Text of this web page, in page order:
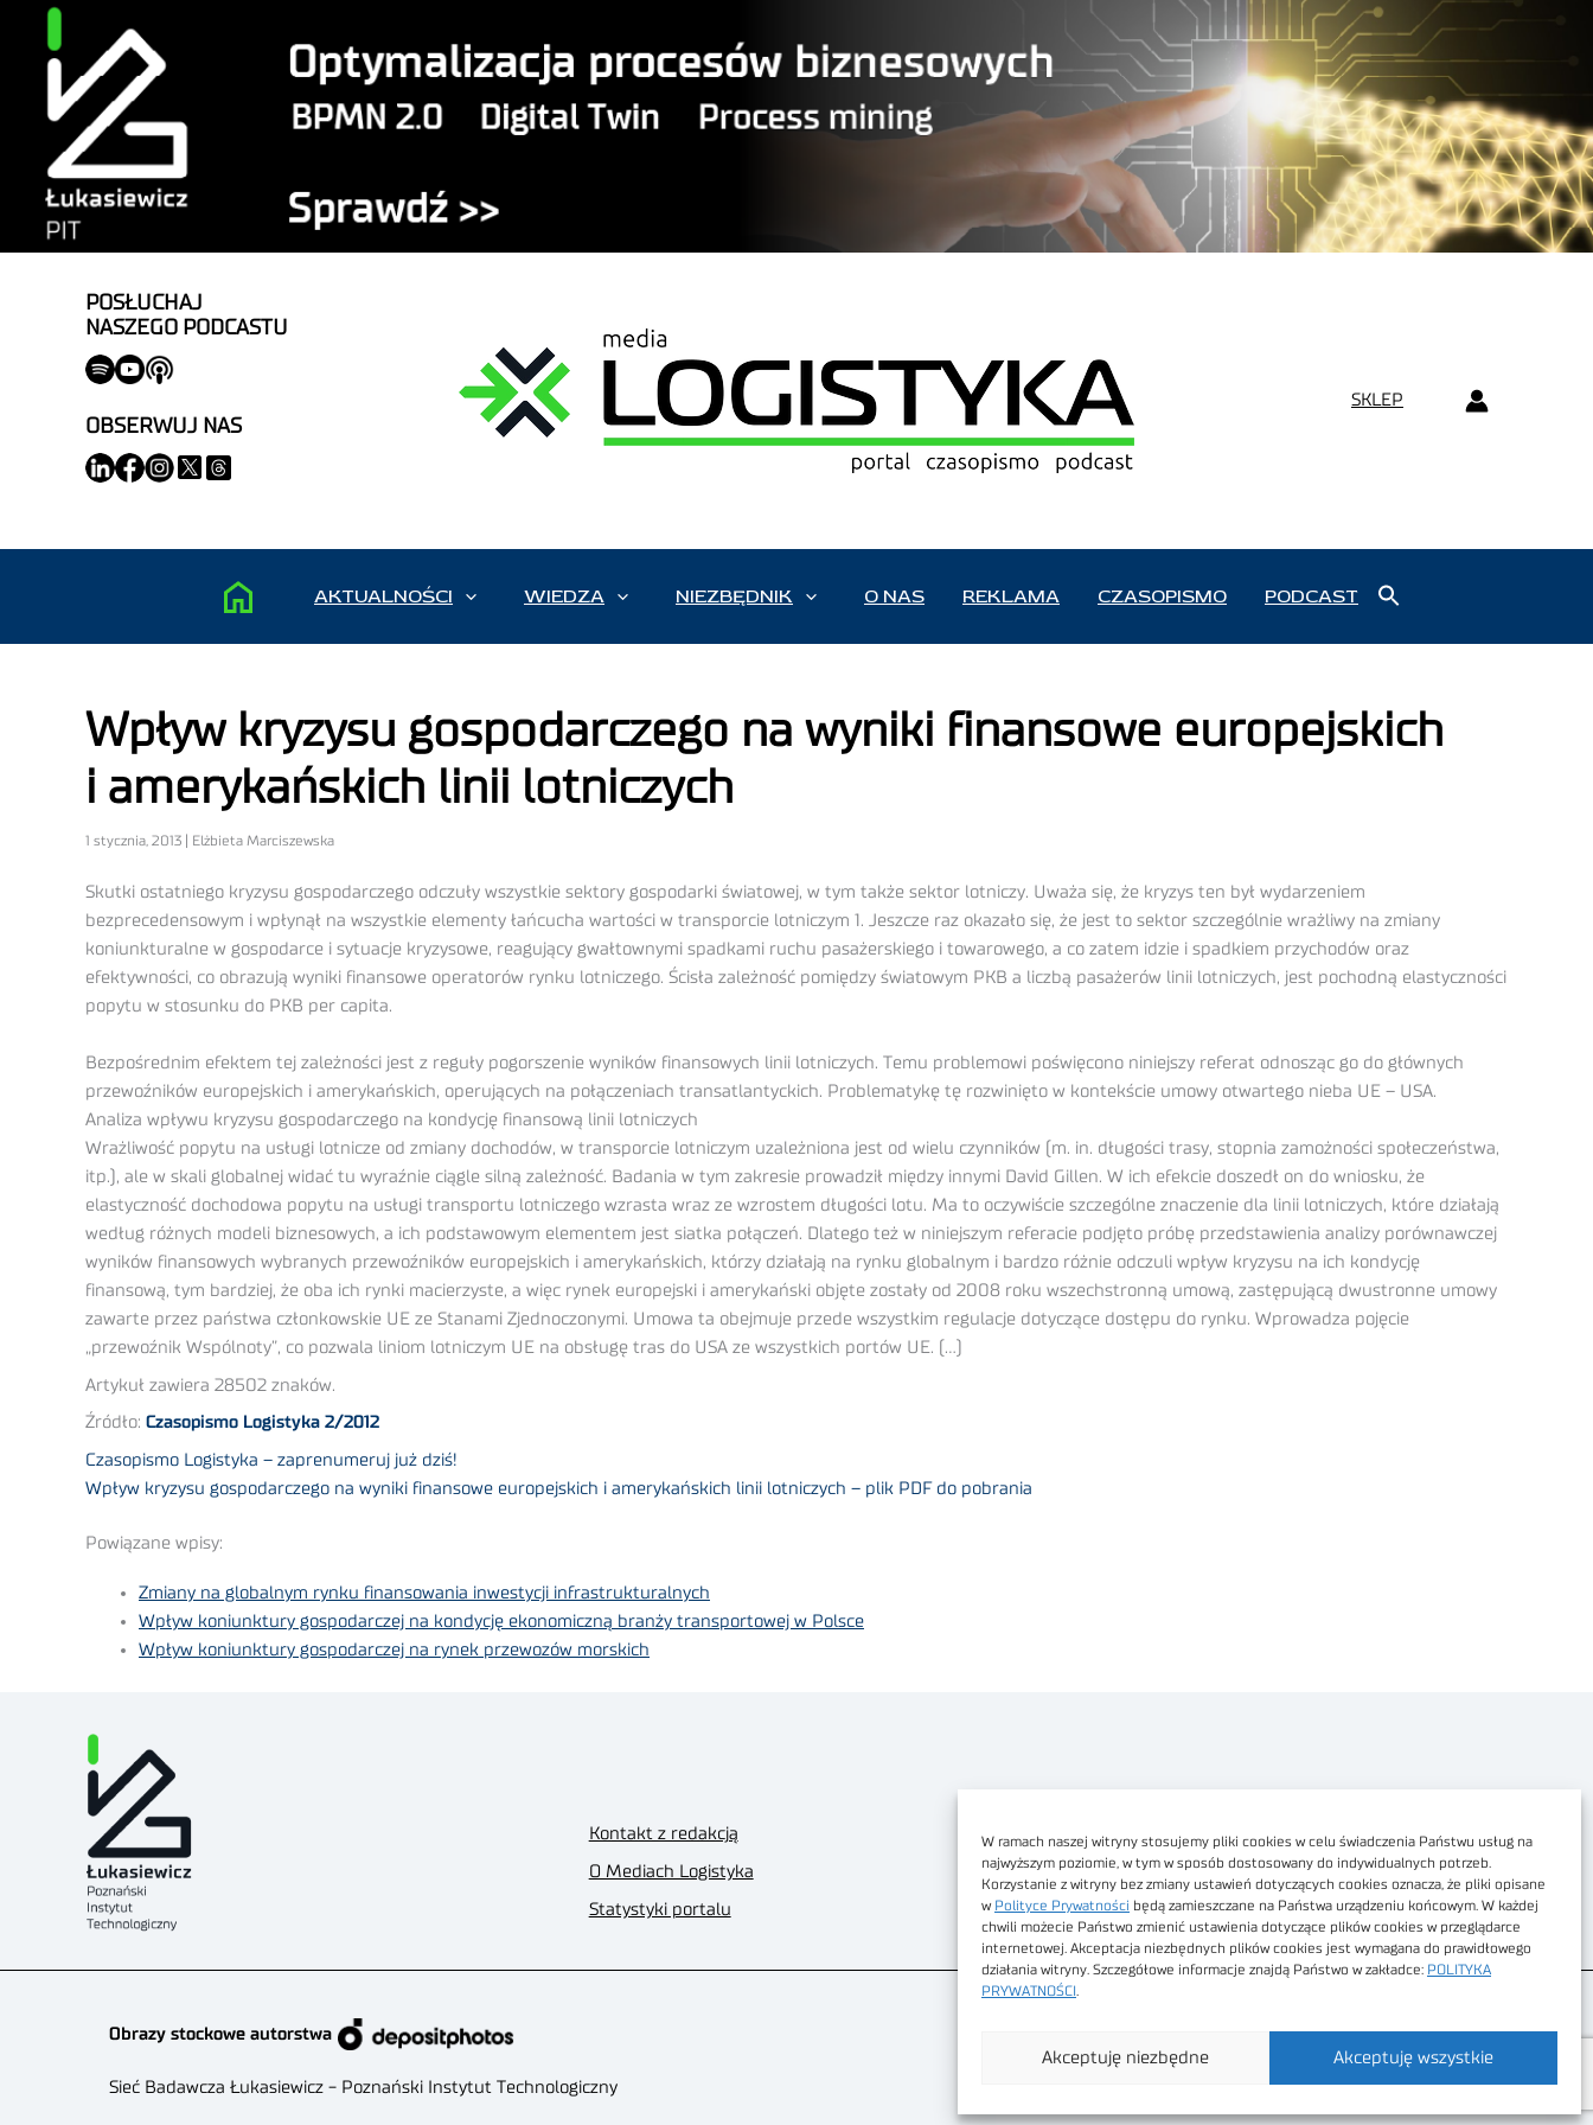
W ramach naszej witryny stosujemy pliki cookies w celu świadczenia Państwu usług na
najwyższym poziomie, w tym w sposób dostosowany do indywidualnych potrzeb.
Korzystanie z witryny bez zmiany ustawień dotyczących cookies oznacza, że pliki opisane
w Polityce Prywatności będą zamieszczane na Państwa urządzeniu końcowym. W każdej
chwili możecie Państwo zmienić ustawienia dotyczące plików cookies w przeglądarce
internetowej. Akceptacja niezbędnych plików cookies jest wymagana do prawidłowego
działania witryny. Szczegółowe informacje znajdą Państwo w zakładce: POLITYKA
PRYWATNOŚCI
Akceptuję wszystkie
Akceptuję niezbędne
POSŁUCHAJ
NASZEGO PODCASTU
OBSERWUJ NAS
SKLEP
AKTUALNOŚCI WIEDZA NIEZBĘDNIK O NAS REKLAMA CZASOPISMO PODCAST
Wpływ kryzysu gospodarczego na wyniki finansowe europejskich
i amerykańskich linii lotniczych
1 stycznia, 2013 | Elżbieta Marciszewska
Skutki ostatniego kryzysu gospodarczego odczuły wszystkie sektory gospodarki światowej, w tym także sektor lotniczy. Uważa się, że kryzys ten był wydarzeniem
bezprecedensowym i wpłynął na wszystkie elementy łańcucha wartości w transporcie lotniczym 1. Jeszcze raz okazało się, że jest to sektor szczególnie wrażliwy na zmiany
koniunkturalne w gospodarce i sytuacje kryzysowe, reagujący gwałtownymi spadkami ruchu pasażerskiego i towarowego, a co zatem idzie i spadkiem przychodów oraz
efektywności, co obrazują wyniki finansowe operatorów rynku lotniczego. Ścisła zależność pomiędzy światowym PKB a liczbą pasażerów linii lotniczych, jest pochodną elastyczności
popytu w stosunku do PKB per capita.
Bezpośrednim efektem tej zależności jest z reguły pogorszenie wyników finansowych linii lotniczych. Temu problemowi poświęcono niniejszy referat odnosząc go do głównych
przewoźników europejskich i amerykańskich, operujących na połączeniach transatlantyckich. Problematykę tę rozwinięto w kontekście umowy otwartego nieba UE – USA.
Analiza wpływu kryzysu gospodarczego na kondycję finansową linii lotniczych
Wrażliwość popytu na usługi lotnicze od zmiany dochodów, w transporcie lotniczym uzależniona jest od wielu czynników (m. in. długości trasy, stopnia zamożności społeczeństwa,
itp.), ale w skali globalnej widać tu wyraźnie ciągle silną zależność. Badania w tym zakresie prowadził między innymi David Gillen. W ich efekcie doszedł on do wniosku, że
elastyczność dochodowa popytu na usługi transportu lotniczego wzrasta wraz ze wzrostem długości lotu. Ma to oczywiście szczególne znaczenie dla linii lotniczych, które działają
według różnych modeli biznesowych, a ich podstawowym elementem jest siatka połączeń. Dlatego też w niniejszym referacie podjęto próbę przedstawienia analizy porównawczej
wyników finansowych wybranych przewoźników europejskich i amerykańskich, którzy działają na rynku globalnym i bardzo różnie odczuli wpływ kryzysu na ich kondycję
finansową, tym bardziej, że oba ich rynki macierzyste, a więc rynek europejski i amerykański objęte zostały od 2008 roku wszechstronną umową, zastępującą dwustronne umowy
zawarte przez państwa członkowskie UE ze Stanami Zjednoczonymi. Umowa ta obejmuje przede wszystkim regulacje dotyczące dostępu do rynku. Wprowadza pojęcie
„przewoźnik Wspólnoty”, co pozwala liniom lotniczym UE na obsługę tras do USA ze wszystkich portów UE. (…)
Artykuł zawiera 28502 znaków.
Źródło: Czasopismo Logistyka 2/2012
Czasopismo Logistyka – zaprenumeruj już dziś!
Wpływ kryzysu gospodarczego na wyniki finansowe europejskich i amerykańskich linii lotniczych – plik PDF do pobrania
Powiązane wpisy:
Zmiany na globalnym rynku finansowania inwestycji infrastrukturalnych
Wpływ koniunktury gospodarczej na kondycję ekonomiczną branży transportowej w Polsce
Wpływ koniunktury gospodarczej na rynek przewozów morskich
Kontakt z redakcją
O Mediach Logistyka
Statystyki portalu
Dostępność cyfrowa
Regulamin Portalu
Regulamin sklepu
Obrazy stockowe autorstwa
Sieć Badawcza Łukasiewicz - Poznański Instytut Technologiczny